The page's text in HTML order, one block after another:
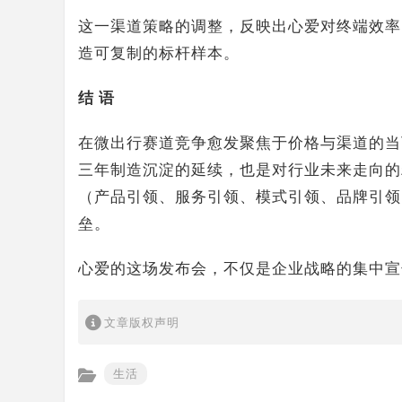
这一渠道策略的调整，反映出心爱对终端效
造可复制的标杆样本。
结 语
在微出行赛道竞争愈发聚焦于价格与渠道的
三年制造沉淀的延续，也是对行业未来走向
（产品引领、服务引领、模式引领、品牌引
垒。
心爱的这场发布会，不仅是企业战略的集中
文章版权声明
生活